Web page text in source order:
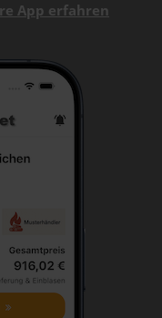
App erfahren